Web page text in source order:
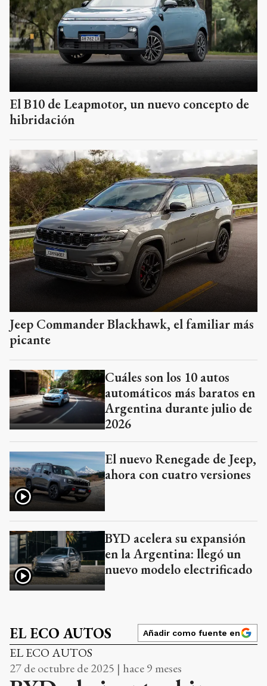
El B10 de Leapmotor, un nuevo concepto de
hibridación
Jeep Commander Blackhawk, el familiar más
picante
Cuáles son los 10 autos
automáticos más baratos en
Argentina durante julio de
2026
El nuevo Renegade de Jeep,
ahora con cuatro versiones
BYD acelera su expansión
en la Argentina: llegó un
nuevo modelo electrificado
EL ECO AUTOS Añadir como fuente en
EL ECO AUTOS
27 de octubre de 2025 | hace 9 meses